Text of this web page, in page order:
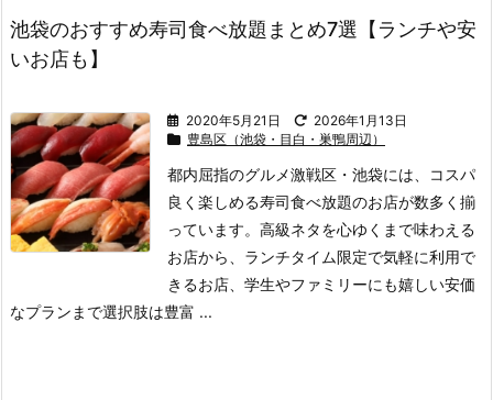
池袋のおすすめ寿司食べ放題まとめ7選【ランチや安
いお店も】
2020年5月21日
2026年1月13日
豊島区（池袋・目白・巣鴨周辺）
都内屈指のグルメ激戦区・池袋には、コスパ
良く楽しめる寿司食べ放題のお店が数多く揃
っています。 高級ネタを心ゆくまで味わえる
お店から、ランチタイム限定で気軽に利用で
きるお店、学生やファミリーにも嬉しい安価
なプランまで選択肢は豊富 ...